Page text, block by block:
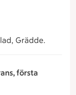
Grädde.
första